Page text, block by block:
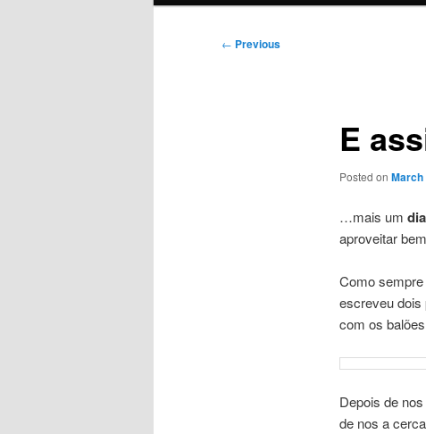
Post
← Previous
E
Posted on March
…mais um
aproveitar
Como
escreveu dois
com os balões
Depois de
de nos a